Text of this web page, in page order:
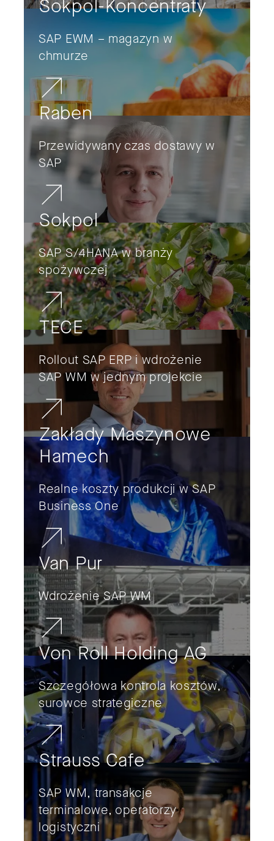
Sokpol-Koncentraty
SAP EWM – magazyn w
chmurze
Raben
Przewidywany czas dostawy w
SAP
Sokpol
SAP S/4HANA w branży
spożywczej
TECE
Rollout SAP ERP i wdrożenie
SAP WM w jednym projekcie
Zakłady Maszynowe
Hamech
Realne koszty produkcji w SAP
Business One
Van Pur
Wdrożenie SAP WM
Von Roll Holding AG
Szczegółowa kontrola kosztów,
surowce strategiczne
Strauss Cafe
SAP WM, transakcje
terminalowe, operatorzy
logistyczni